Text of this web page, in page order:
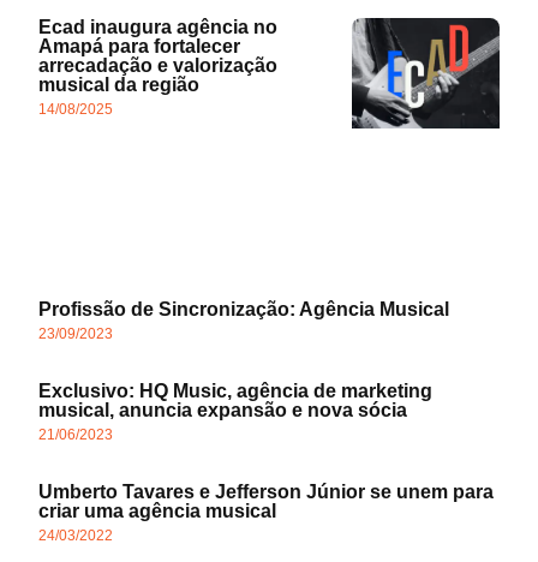
Ecad inaugura agência no
Amapá para fortalecer
arrecadação e valorização
musical da região
14/08/2025
Profissão de Sincronização: Agência Musical
23/09/2023
Exclusivo: HQ Music, agência de marketing
musical, anuncia expansão e nova sócia
21/06/2023
Umberto Tavares e Jefferson Júnior se unem para
criar uma agência musical
24/03/2022